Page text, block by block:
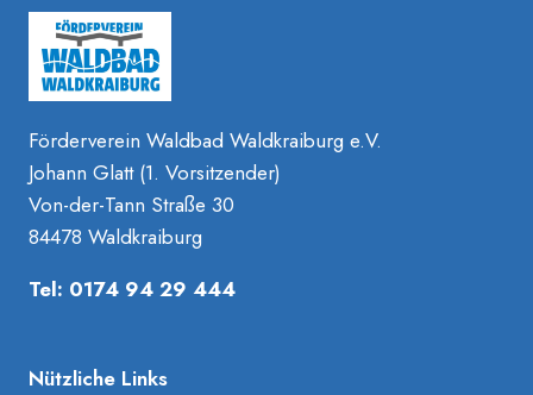
2025
Förderverein Waldbad Waldkraiburg e.V.
Johann Glatt (1. Vorsitzender)
Von-der-Tann Straße 30
84478 Waldkraiburg
Tel: 0174 94 29 444
Nützliche Links